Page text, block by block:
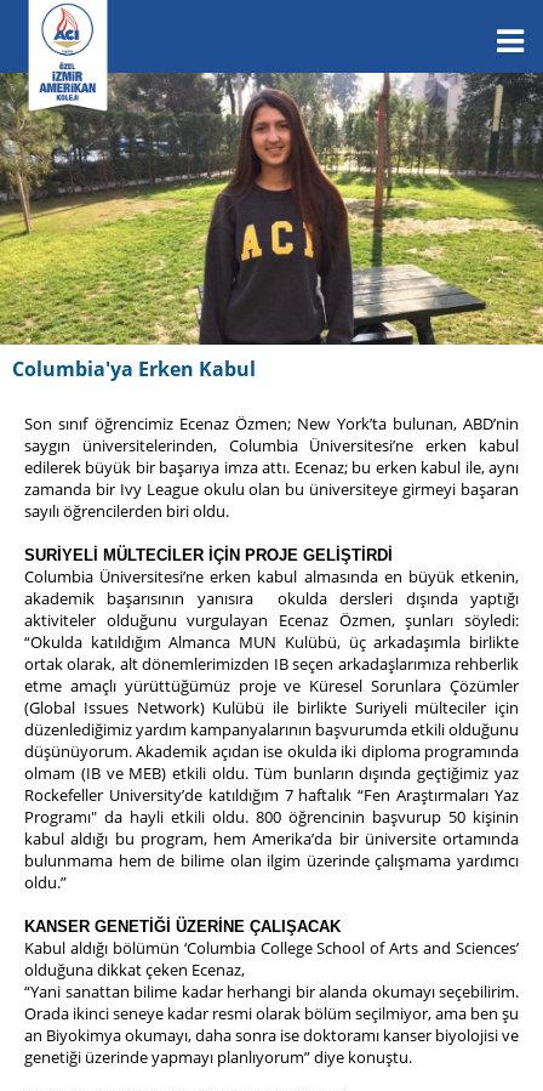
Columbia'ya Erken Kabul
Son sınıf öğrencimiz Ecenaz Özmen; New York’ta bulunan, ABD’nin
saygın üniversitelerinden, Columbia Üniversitesi’ne erken kabul
edilerek büyük bir başarıya imza attı. Ecenaz; bu erken kabul ile, aynı
zamanda bir Ivy League okulu olan bu üniversiteye girmeyi başaran
sayılı öğrencilerden biri oldu.
SURİYELİ MÜLTECİLER İÇİN PROJE GELİŞTİRDİ
Columbia Üniversitesi’ne erken kabul almasında en büyük etkenin,
akademik başarısının yanısıra okulda dersleri dışında yaptığı
aktiviteler olduğunu vurgulayan Ecenaz Özmen, şunları söyledi:
“Okulda katıldığım Almanca MUN Kulübü, üç arkadaşımla birlikte
ortak olarak, alt dönemlerimizden IB seçen arkadaşlarımıza rehberlik
etme amaçlı yürüttüğümüz proje ve Küresel Sorunlara Çözümler
(Global Issues Network) Kulübü ile birlikte Suriyeli mülteciler için
düzenlediğimiz yardım kampanyalarının başvurumda etkili olduğunu
düşünüyorum. Akademik açıdan ise okulda iki diploma programında
olmam (IB ve MEB) etkili oldu. Tüm bunların dışında geçtiğimiz yaz
Rockefeller University’de katıldığım 7 haftalık “Fen Araştırmaları Yaz
Programı" da hayli etkili oldu. 800 öğrencinin başvurup 50 kişinin
kabul aldığı bu program, hem Amerika’da bir üniversite ortamında
bulunmama hem de bilime olan ilgim üzerinde çalışmama yardımcı
oldu.”
KANSER GENETİĞİ ÜZERİNE ÇALIŞACAK
Kabul aldığı bölümün ‘Columbia College School of Arts and Sciences’
olduğuna dikkat çeken Ecenaz,
“Yani sanattan bilime kadar herhangi bir alanda okumayı seçebilirim.
Orada ikinci seneye kadar resmi olarak bölüm seçilmiyor, ama ben şu
an Biyokimya okumayı, daha sonra ise doktoramı kanser biyolojisi ve
genetiği üzerinde yapmayı planlıyorum” diye konuştu.